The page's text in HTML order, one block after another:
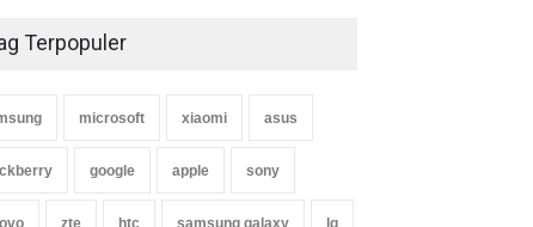
Terpopuler
microsoft xiaomi asus
google apple sony
zte htc samsung galaxy lg